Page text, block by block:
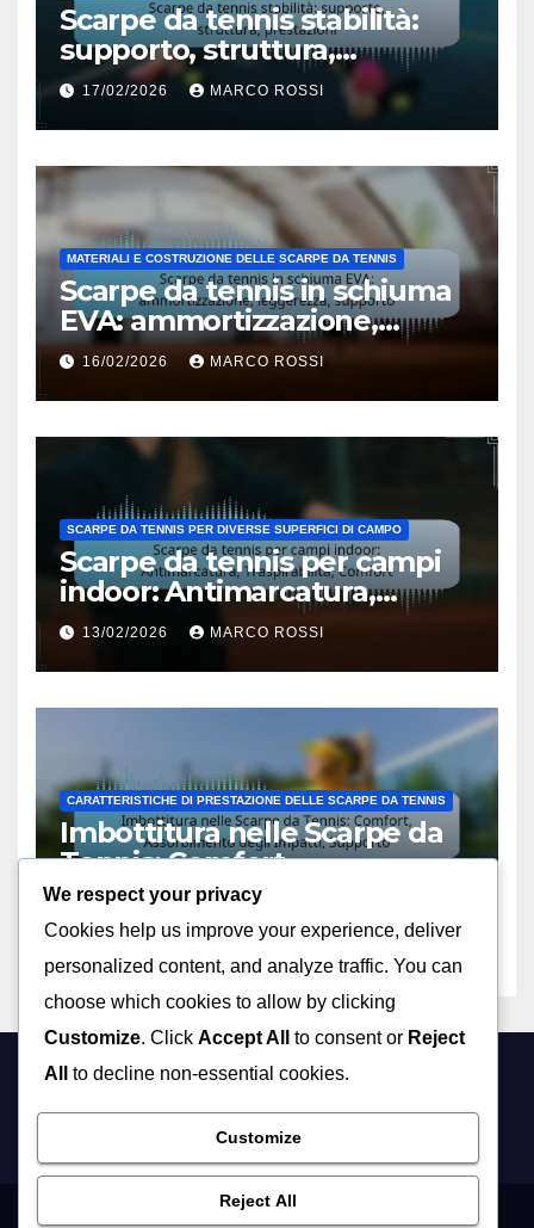
Scarpe da tennis stabilità:
supporto, struttura,
prestazioni
17/02/2026 MARCO ROSSI
MATERIALI E COSTRUZIONE DELLE SCARPE DA TENNIS
Scarpe da tennis in schiuma
EVA: ammortizzazione,
leggerezza, supporto
16/02/2026 MARCO ROSSI
SCARPE DA TENNIS PER DIVERSE SUPERFICI DI CAMPO
Scarpe da tennis per campi
indoor: Antimarcatura,
Traspirabilità, Comfort
13/02/2026 MARCO ROSSI
CARATTERISTICHE DI PRESTAZIONE DELLE SCARPE DA TENNIS
Imbottitura nelle Scarpe da
Tennis: Comfort,
Assorbimento degli Impatti,
Supporto
13/02/2026 MARCO ROSSI
mumbleduepunti.it
We respect your privacy
Cookies help us improve your experience, deliver
personalized content, and analyze traffic. You can
choose which cookies to allow by clicking
Customize. Click Accept All to consent or Reject
All
to decline non-essential cookies.
Customize
Reject All